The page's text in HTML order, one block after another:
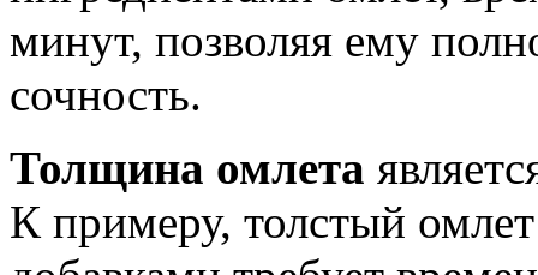
минут, позволяя ему
сочность.
Толщина омлета
К примеру, толстый